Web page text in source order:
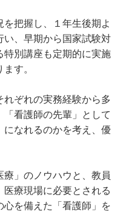
把握し、１年生後期よ
い、早期から国家試験対
特別講座も定期的に実施
す。
ぞれの実務経験から多
「看護師の先輩」として
になれるのかを考え、優
」のノウハウと、教員
療現場に必要とされる
を備えた「看護師」を